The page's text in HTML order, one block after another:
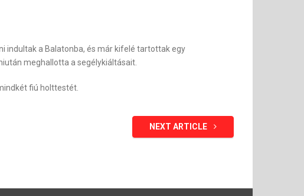
indultak a Balatonba, és már kifelé tartottak egy
meghallotta a segélykiáltásait.
fiú holttestét.
NEXT ARTICLE